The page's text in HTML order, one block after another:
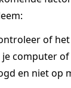
of
computer
en niet op